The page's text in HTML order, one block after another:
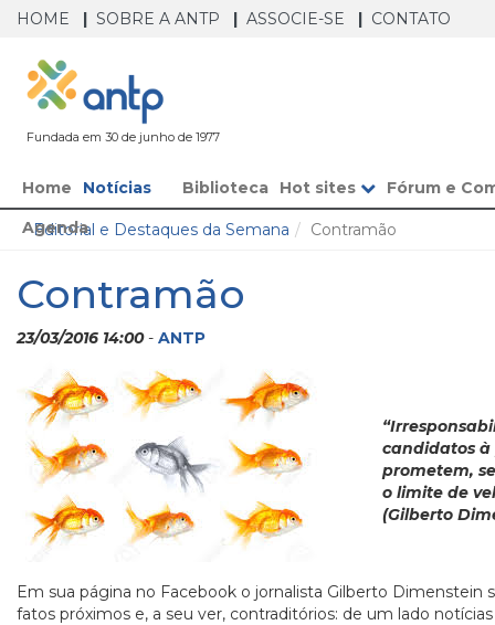
HOME SOBRE A ANTP ASSOCIE-SE CONTATO
Fundada em 30 de junho de 1977
Home Notícias Biblioteca Hot sites
Fórum e
Agenda
Editorial e Destaques da Semana Contramão
Contramão
23/03/2016 14:00- ANTP
candidatos à
prometem,
o limite de
(Gilberto
Em sua página no Facebook o jornalista Gilberto Dimenstein
fatos próximos e, a seu ver, contraditórios: de um lado